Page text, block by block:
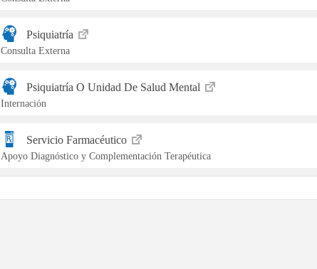
Psiquiatría
Consulta Externa
Psiquiatría O Unidad De Salud Mental
Internación
Servicio Farmacéutico
Apoyo Diagnóstico y Complementación Terapéutica